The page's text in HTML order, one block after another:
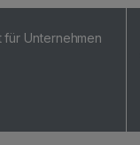
für Unternehmen